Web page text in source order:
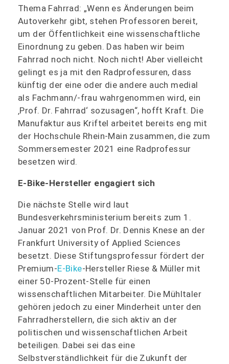
Thema Fahrrad: „Wenn es Änderungen beim
Autoverkehr gibt, stehen Professoren bereit,
um der Öffentlichkeit eine wissenschaftliche
Einordnung zu geben. Das haben wir beim
Fahrrad noch nicht. Noch nicht! Aber vielleicht
gelingt es ja mit den Radprofessuren, dass
künftig der eine oder die andere auch medial
als Fachmann/-frau wahrgenommen wird, ein
‚Prof. Dr. Fahrrad‘ sozusagen“, hofft Kraft. Die
Manufaktur aus Kriftel arbeitet bereits eng mit
der Hochschule Rhein-Main zusammen, die zum
Sommersemester 2021 eine Radprofessur
besetzen wird.
E‑Bike-Hersteller engagiert sich
Die nächste Stelle wird laut
Bundesverkehrsministerium bereits zum 1.
Januar 2021 von Prof. Dr. Dennis Knese an der
Frankfurt University of Applied Sciences
besetzt. Diese Stiftungsprofessur fördert der
Premium-E‑Bike-Hersteller Riese & Müller mit
einer 50-Prozent-Stelle für einen
wissenschaftlichen Mitarbeiter. Die Mühltaler
gehören jedoch zu einer Minderheit unter den
Fahrradherstellern, die sich aktiv an der
politischen und wissenschaftlichen Arbeit
beteiligen. Dabei sei das eine
Selbstverständlichkeit für die Zukunft der